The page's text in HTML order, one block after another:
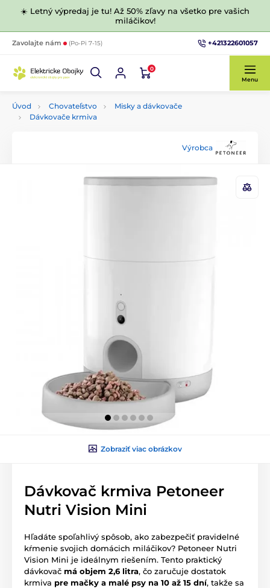
☀️ Letný výpredaj je tu! Až 50% zľavy na všetko pre vašich
miláčikov!
Zavolajte nám (Po-Pi 7-15) +421322601057
0
Menu
Úvod Chovateľstvo
Misky a dávkovače
Dávkovače krmiva
Výrobca
Zobraziť viac obrázkov
Dávkovač krmiva Petoneer
Nutri Vision Mini
Hľadáte spoľahlivý spôsob, ako zabezpečiť pravidelné
kŕmenie svojich domácich miláčikov? Petoneer Nutri
Vision Mini je ideálnym riešením. Tento praktický
dávkovač má objem 2,6 litra, čo zaručuje dostatok
krmiva pre mačky a malé psy na 10 až 15 dní, takže sa